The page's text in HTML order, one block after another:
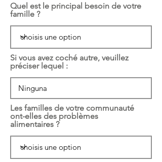
Quel est le principal besoin de votre
famille ?
Si vous avez coché autre, veuillez
préciser lequel :
Les familles de votre communauté
ont-elles des problèmes
alimentaires ?